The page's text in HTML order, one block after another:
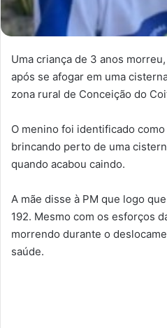
Uma criança de 3 anos
após se afogar em uma
zona rural de Conceição do
O menino foi identificado como
brincando perto de uma
quando acabou caindo.
A mãe disse à PM que logo
192. Mesmo com os esforços
morrendo durante o
saúde.